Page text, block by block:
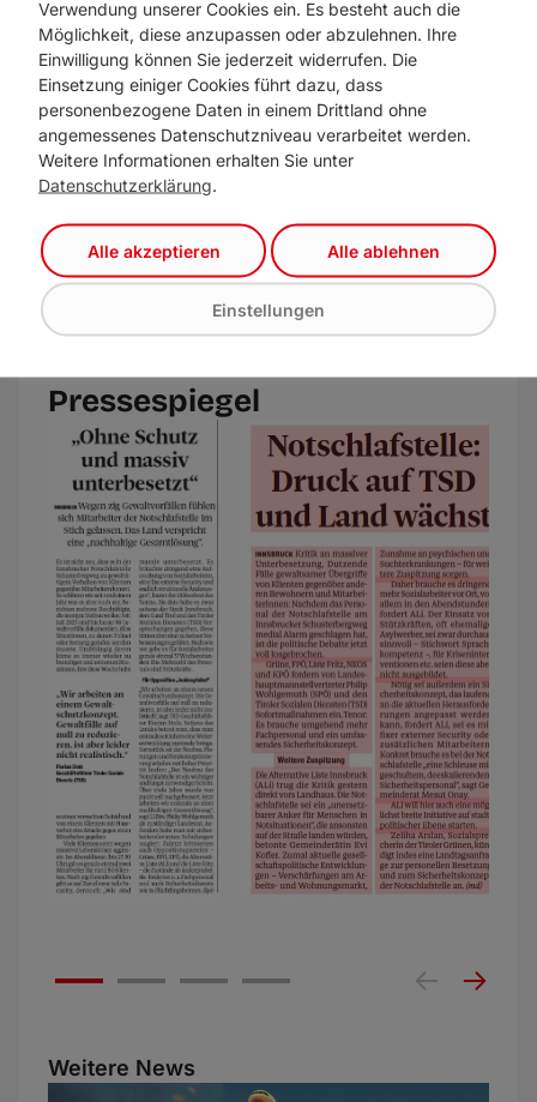
Weitere News
Zahl der Vorfälle, bisherige Maßnahmen der
TSD, die Reaktion der politisch
Verantwortlichen und den arbeitsrechtlichen
Umgang mit betroffenen Beschäftigten. „Wir
wollen wissen, wer wann von den Vorfällen
gewusst hat, welche Maßnahmen zugesagt
wurden und warum sie nicht längst umgesetzt
sind. Die schwarz-rote Landesregierung darf
sich nicht länger wegducken“, so Sint.
Beitrag teilen
Pressespiegel
Verwendung unserer Cookies ein. Es besteht auch die
Möglichkeit, diese anzupassen oder abzulehnen. Ihre
Einwilligung können Sie jederzeit widerrufen. Die
Einsetzung einiger Cookies führt dazu, dass
personenbezogene Daten in einem Drittland ohne
angemessenes Datenschutzniveau verarbeitet werden.
Weitere Informationen erhalten Sie unter
Datenschutzerklärung.
Alle akzeptieren Alle ablehnen
Einstellungen